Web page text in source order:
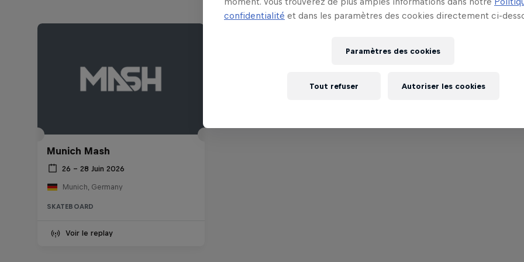
Munich Mash
26 – 28 Juin 2026
Munich, Germany
SKATEBOARD
Voir le replay
confidentialité et dans les paramètres des cookies directement ci-
Paramètres des cookies
Tout refuser Autoriser les cookies